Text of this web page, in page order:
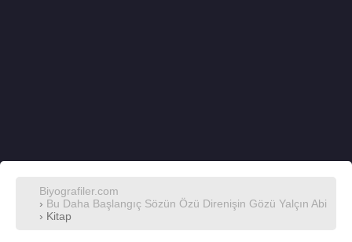
Biyografiler.com
› Bu Daha Başlangıç Sözün Özü Direnişin Gözü Yalçın Abi
› Kitap